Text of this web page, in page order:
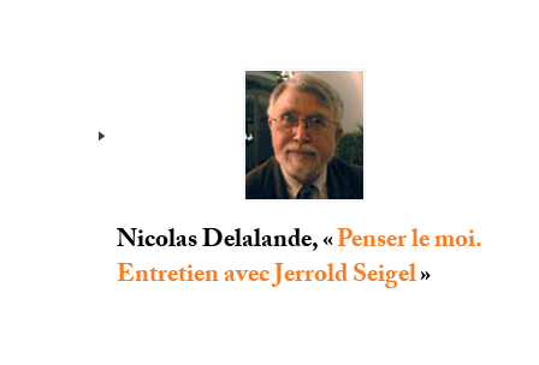
Nicolas Delalande, «Penser le moi.
Entretien avec Jerrold Seigel»